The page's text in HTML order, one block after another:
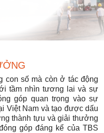
con số mà còn ở tác động
tầm nhìn tương lai và sự
góp quan trọng vào sự
Việt Nam và tạo được dấu
thành tựu và giải thưởng
góp đáng kể của TBS